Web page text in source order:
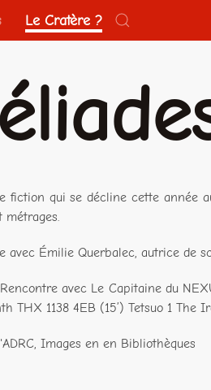
Le Cratère ?
fiction qui se décline cette année
métrages.
avec Émilie Querbalec, autrice de
avec Le Capitaine du
THX 1138 4EB (15’) Tetsuo 1 The
Images en en Bibliothèques